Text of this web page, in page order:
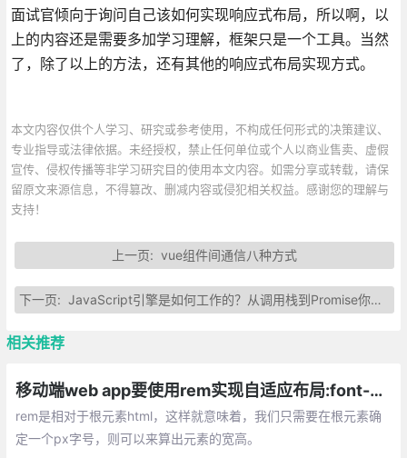
面试官倾向于询问自己该如何实现响应式布局，所以啊，以
上的内容还是需要多加学习理解，框架只是一个工具。当然
了，除了以上的方法，还有其他的响应式布局实现方式。
本文内容仅供个人学习、研究或参考使用，不构成任何形式的决策建议、
专业指导或法律依据。未经授权，禁止任何单位或个人以商业售卖、虚假
宣传、侵权传播等非学习研究目的使用本文内容。如需分享或转载，请保
留原文来源信息，不得篡改、删减内容或侵犯相关权益。感谢您的理解与
支持！
上一页: vue组件间通信八种方式
下一页:JavaScript引擎是如何工作的？从调用栈到Promise你需要知道的一切
相关推荐
移动端web app要使用rem实现自适应布局:font-size的响应式
rem是相对于根元素html，这样就意味着，我们只需要在根元素确
定一个px字号，则可以来算出元素的宽高。